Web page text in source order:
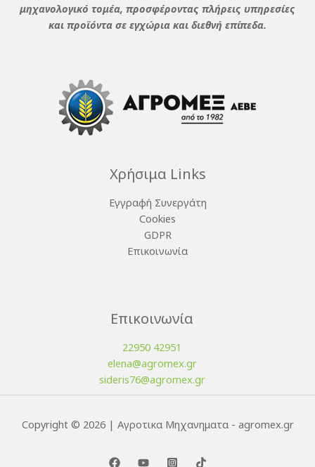
μηχανολογικό τομέα, προσφέροντας πλήρεις υπηρεσίες
και προϊόντα σε εγχώρια και διεθνή επίπεδα.
Χρήσιμα Links
Εγγραφή Συνεργάτη
Cookies
GDPR
Επικοινωνία
Επικοινωνία
22950 42951
elena@agromex.gr
sideris76@agromex.gr
Copyright © 2026 | Αγροτικα Μηχανηματα - agromex.gr